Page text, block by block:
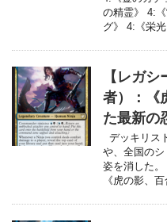
の精霊》 4:
グ》 4:《栄
【レガ
者）：《
た最新の
デッキリス
や、全国の
姿を消した。
《虎の影、